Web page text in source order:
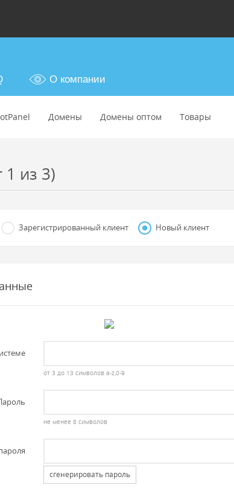
Домены Домены оптом Товары
О компании
из 3)
Зарегистрированный клиент Новый клиент
от 3 до 13 символов a-z,0-9
не менее 8 символов
сгенерировать пароль